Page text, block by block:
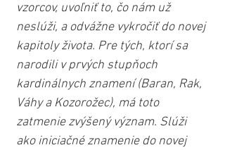
vzorcov, uvoľniť to, čo nám už
neslúži, a odvážne vykročiť do novej
kapitoly života. Pre tých, ktorí sa
narodili v prvých stupňoch
kardinálnych znamení (Baran, Rak,
Váhy a Kozorožec), má toto
zatmenie zvýšený význam. Slúži
ako iniciačné znamenie do novej